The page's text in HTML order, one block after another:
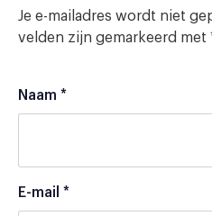
Je e-mailadres wordt niet
velden zijn gemarkeerd met
Naam *
E-mail *